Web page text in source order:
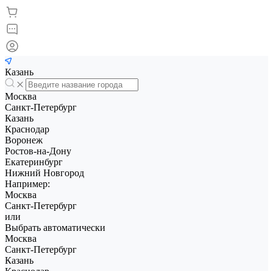
Казань
Москва
Санкт-Петербург
Казань
Краснодар
Воронеж
Ростов-на-Дону
Екатеринбург
Нижний Новгород
Например:
Москва
Санкт-Петербург
или
Выбрать автоматически
Москва
Санкт-Петербург
Казань